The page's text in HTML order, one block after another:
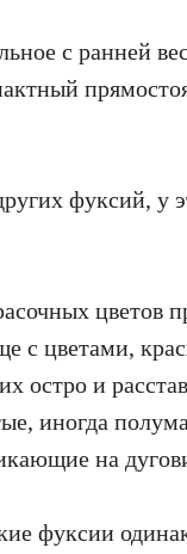
с ранней
фуксий, у
цветов
с цветами,
остро и
иногда
на
фуксии